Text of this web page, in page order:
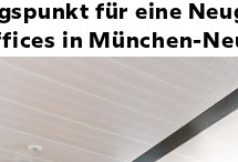
für eine
in München-